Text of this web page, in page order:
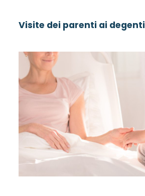
Visite dei parenti ai degenti